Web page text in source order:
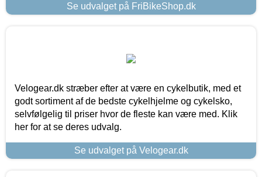
Se udvalget på FriBikeShop.dk
Velogear.dk stræber efter at være en cykelbutik, med et
godt sortiment af de bedste cykelhjelme og cykelsko,
selvfølgelig til priser hvor de fleste kan være med. Klik
her for at se deres udvalg.
Se udvalget på Velogear.dk